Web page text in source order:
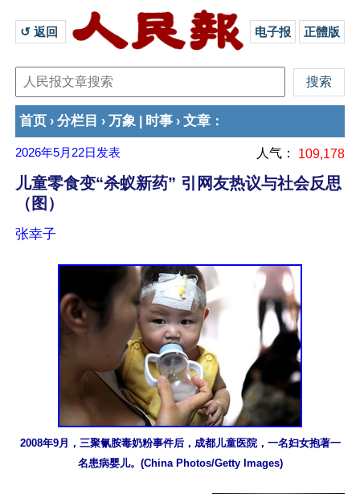
↺ 返回 电子报 正體版
首页 › 分栏目 › 万象 时事 › 文章 ：
2026年5月22日 发表 人气： 109,178
儿童零食变“杀蚁新药” 引网友热议与社会反思
（图）
张幸子
2008年9月，三聚氰胺毒奶粉事件后，成都儿童医院，一名妇女抱著一
名患病婴儿。(China Photos/Getty Images)